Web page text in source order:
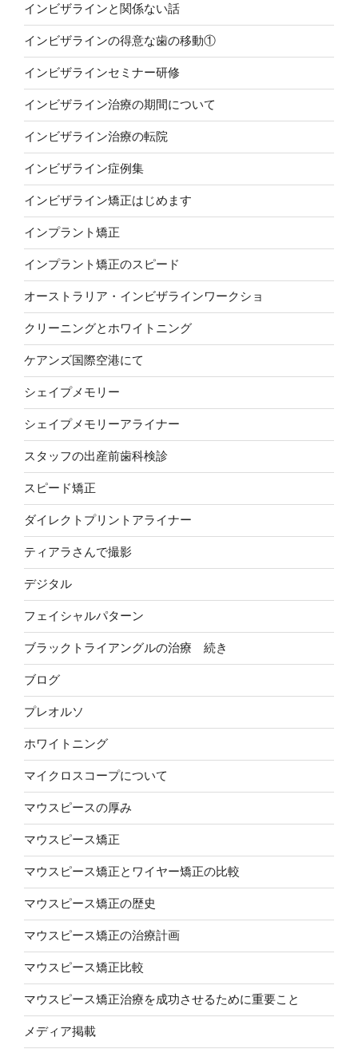
インビザラインと関係ない話
インビザラインの得意な歯の移動①
インビザラインセミナー研修
インビザライン治療の期間について
インビザライン治療の転院
インビザライン症例集
インビザライン矯正はじめます
インプラント矯正
インプラント矯正のスピード
オーストラリア・インビザラインワークショ
クリーニングとホワイトニング
ケアンズ国際空港にて
シェイプメモリー
シェイプメモリーアライナー
スタッフの出産前歯科検診
スピード矯正
ダイレクトプリントアライナー
ティアラさんで撮影
デジタル
フェイシャルパターン
ブラックトライアングルの治療 続き
ブログ
プレオルソ
ホワイトニング
マイクロスコープについて
マウスピースの厚み
マウスピース矯正
マウスピース矯正とワイヤー矯正の比較
マウスピース矯正の歴史
マウスピース矯正の治療計画
マウスピース矯正比較
マウスピース矯正治療を成功させるために重要こと
メディア掲載